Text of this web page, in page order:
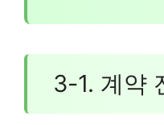
3-1. 계약